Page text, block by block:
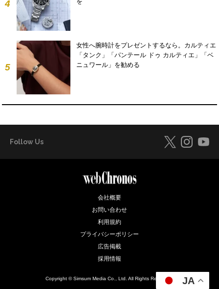
4
5
女性へ腕時計をプレゼントするなら。カルティエ
「タンク」「パンテール ドゥ カルティエ」「ベ
ニュワール」を勧める
Follow Us
会社概要
お問い合わせ
利用規約
プライバシーポリシー
広告掲載
採用情報
Copyright © Simsum Media Co., Ltd. All Rights Reserved. JA